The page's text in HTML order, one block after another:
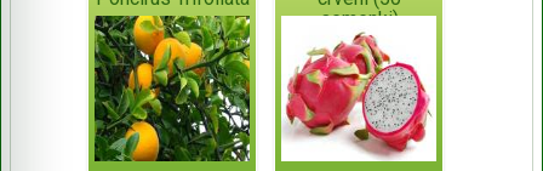
semenki)